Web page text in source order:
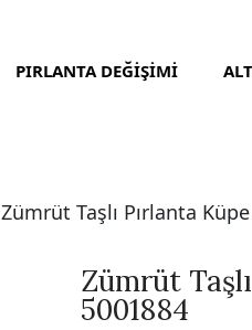
PIRLANTA DEĞİŞİMİ
Zümrüt Taşlı Pırlanta
Zümrüt
5001884